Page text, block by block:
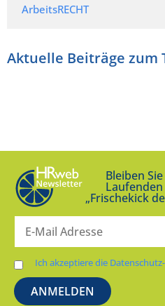
ArbeitsRECHT
Aktuelle Beiträge zum
Bleiben
„Frischekick
Ich akzeptiere die